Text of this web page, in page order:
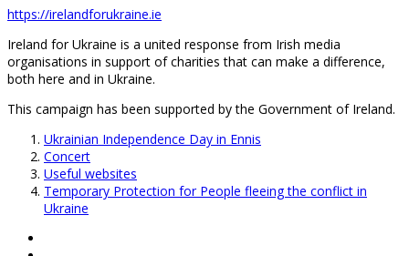
https://irelandforukraine.ie
Ireland for Ukraine is a united response from Irish media
organisations in support of charities that can make a difference,
both here and in Ukraine.
This campaign has been supported by the Government of Ireland.
Ukrainian Independence Day in Ennis
Concert
Useful websites
Temporary Protection for People fleeing the conflict in
Ukraine